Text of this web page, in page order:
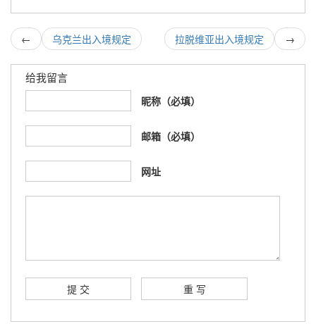
← 乌克兰出入境规定 →
拉脱维亚出入境规定
给我留言
昵称（必填）
邮箱（必填）
网址